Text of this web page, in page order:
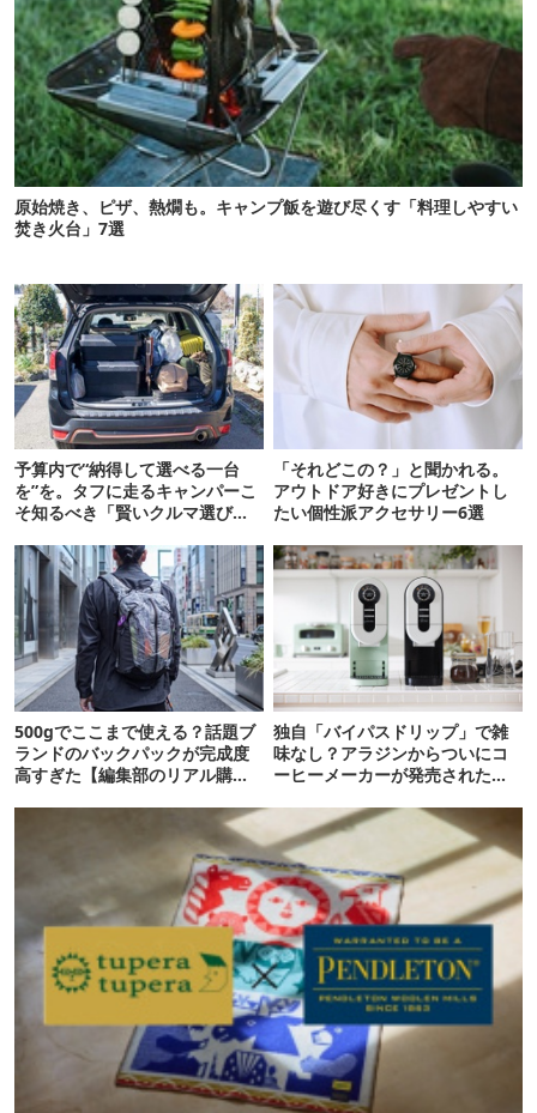
原始焼き、ピザ、熱燗も。キャンプ飯を遊び尽くす「料理しやすい
焚き火台」7選
予算内で“納得して選べる一台
を”を。タフに走るキャンパーこ
そ知るべき「賢いクルマ選び」
「それどこの？」と聞かれる。
アウトドア好きにプレゼントし
たい個性派アクセサリー6選
500gでここまで使える？話題ブ
ランドのバックパックが完成度
高すぎた【編集部のリアル購入
独自「バイパスドリップ」で雑
味なし？アラジンからついにコ
ーヒーメーカーが発売されたぞ